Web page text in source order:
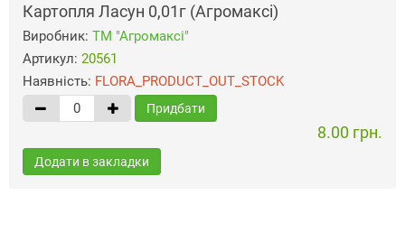
Картопля Ласун 0,01г (Агромаксі)
Виробник: ТМ "Агромаксі"
Артикул: 20561
Наявність: FLORA_PRODUCT_OUT_STOCK
Придбати
8.00 грн.
Додати в закладки